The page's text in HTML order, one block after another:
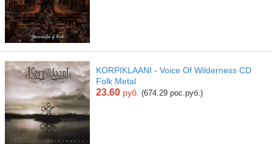
KORPIKLAANI - Voice Of Wilderness CD
Folk Metal
23.60 руб. (674.29 рос.руб.)